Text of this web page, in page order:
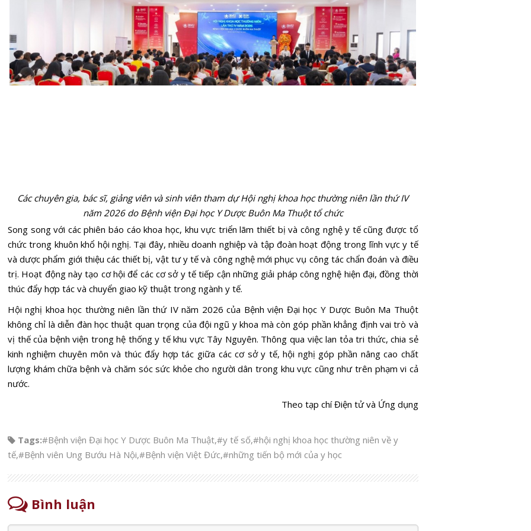
Các chuyên gia, bác sĩ, giảng viên và sinh viên tham dự Hội nghị khoa học thường niên lần thứ IV
năm 2026 do Bệnh viện Đại học Y Dược Buôn Ma Thuột tổ chức
Song song với các phiên báo cáokhoa học, khu vực triển lãm thiết bị và công nghệ y tế cũng được tổ
chức trong khuôn khổ hội nghị. Tại đây, nhiều doanh nghiệp và tập đoàn hoạt động trong lĩnh vực y tế
và dược phẩm giới thiệu các thiết bị, vật tư y tế và công nghệ mới phục vụ công tác chẩn đoán và điều
trị. Hoạt động này tạo cơ hội để các cơ sở y tế tiếp cận những giải pháp công nghệ hiện đại, đồng thời
thúc đẩy hợp tác và chuyển giao kỹ thuật trong ngành y tế.
Hội nghị khoa học thường niên lần thứ IV năm 2026 của Bệnh viện Đại học Y Dược Buôn Ma Thuột
không chỉ là diễn đàn học thuật quan trọng của đội ngũ y khoa mà còn góp phần khẳng định vai trò và
vị thế của bệnh viện trong hệ thống y tế khu vực Tây Nguyên. Thông qua việc lan tỏa tri thức, chia sẻ
kinh nghiệm chuyên môn và thúc đẩy hợp tác giữa các cơ sở y tế, hội nghị góp phần nâng cao chất
lượng khám chữa bệnh và chăm sóc sức khỏe cho người dân trong khu vực cũng như trên phạm vi cả
nước.
Theo tạp chí Điện tử và Ứng dụng
Tags:#Bệnh viện Đại học Y Dược Buôn Ma Thuật,#y tế số,#hội nghị khoa học thường niên về y
tế,#Bệnh viên Ung Bướu Hà Nội,#Bệnh viện Việt Đức,#những tiến bộ mới của y học
Bình luận